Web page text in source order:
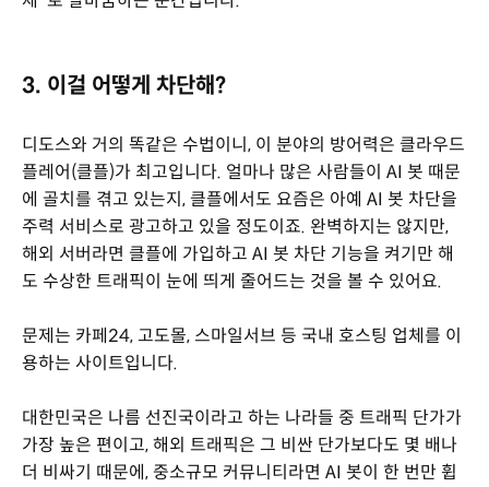
3. 이걸 어떻게 차단해?
디도스와 거의 똑같은 수법이니, 이 분야의 방어력은 클라우드
플레어(클플)가 최고입니다. 얼마나 많은 사람들이 AI 봇 때문
에 골치를 겪고 있는지, 클플에서도 요즘은 아예 AI 봇 차단을
주력 서비스로 광고하고 있을 정도이죠. 완벽하지는 않지만,
해외 서버라면 클플에 가입하고 AI 봇 차단 기능을 켜기만 해
도 수상한 트래픽이 눈에 띄게 줄어드는 것을 볼 수 있어요.
문제는 카페24, 고도몰, 스마일서브 등 국내 호스팅 업체를 이
용하는 사이트입니다.
대한민국은 나름 선진국이라고 하는 나라들 중 트래픽 단가가
가장 높은 편이고, 해외 트래픽은 그 비싼 단가보다도 몇 배나
더 비싸기 때문에, 중소규모 커뮤니티라면 AI 봇이 한 번만 휩